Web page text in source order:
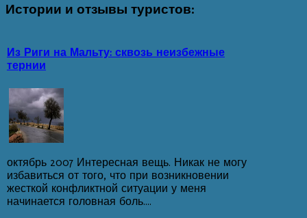
Истории и отзывы туристов:
Из Риги на Мальту: сквозь неизбежные
тернии
октябрь 2007 Интересная вещь. Никак не могу
избавиться от того, что при возникновении
жесткой конфликтной ситуации у меня
начинается головная боль....